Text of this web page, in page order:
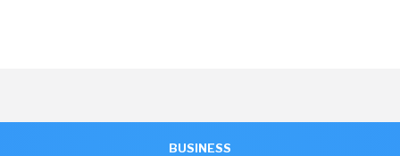
BUSINESS